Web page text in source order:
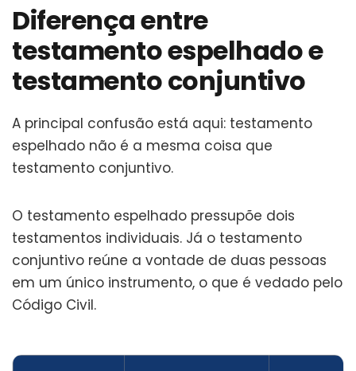
Diferença entre
testamento espelhado e
testamento conjuntivo
A principal confusão está aqui: testamento
espelhado não é a mesma coisa que
testamento conjuntivo.
O testamento espelhado pressupõe dois
testamentos individuais. Já o testamento
conjuntivo reúne a vontade de duas pessoas
em um único instrumento, o que é vedado pelo
Código Civil.